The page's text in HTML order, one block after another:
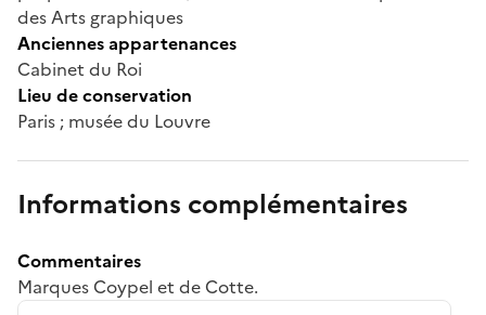
des Arts graphiques
Anciennes appartenances
Cabinet du Roi
Lieu de conservation
Paris ; musée du Louvre
Informations complémentaires
Commentaires
Marques Coypel et de Cotte.